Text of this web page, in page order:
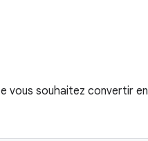
vous souhaitez convertir